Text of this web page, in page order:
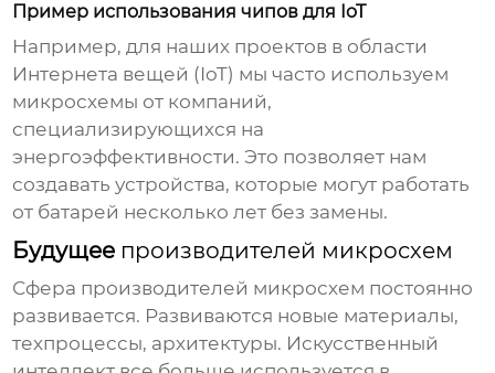
Пример использования чипов для IoT
Например, для наших проектов в области
Интернета вещей (IoT) мы часто используем
микросхемы от компаний,
специализирующихся на
энергоэффективности. Это позволяет нам
создавать устройства, которые могут работать
от батарей несколько лет без замены.
Будущее производителей микросхем
Сфера производителей микросхем постоянно
развивается. Развиваются новые материалы,
техпроцессы, архитектуры. Искусственный